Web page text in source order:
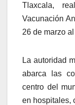
Tlaxcala,
Vacunación
26 de marzo
La autoridad
abarca las
centro del
en hospitales,